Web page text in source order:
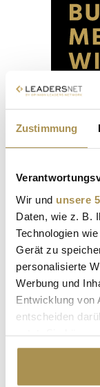
Zustimmung
Wir und unsere
Daten, wie z. B.
Technologien
Gerät zu
personalisierte
Werbung und
Entwicklung von
entscheiden
Cookie-
Trigger Symbol